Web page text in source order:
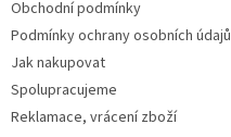
Obchodní podmínky
Podmínky ochrany osobních údajů
Jak nakupovat
Spolupracujeme
Reklamace, vrácení zboží